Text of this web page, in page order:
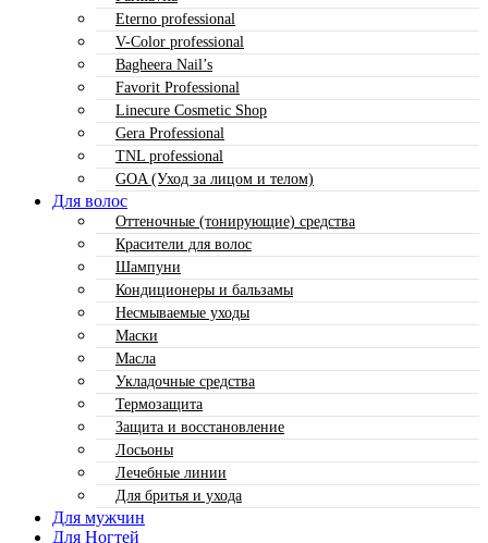
Eterno professional
V-Color professional
Bagheera Nail’s
Favorit Professional
Linecure Cosmetic Shop
Gera Professional
TNL professional
GOA (Уход за лицом и телом)
Для волос
Оттеночные (тонирующие) средства
Красители для волос
Шампуни
Кондиционеры и бальзамы
Несмываемые уходы
Маски
Масла
Укладочные средства
Термозащита
Защита и восстановление
Лосьоны
Лечебные линии
Для бритья и ухода
Для мужчин
Для Ногтей